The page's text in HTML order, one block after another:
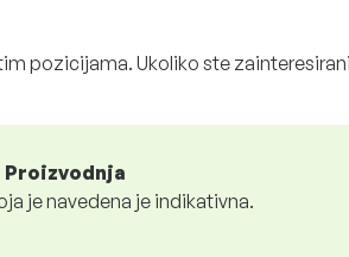
pozicijama. Ukoliko ste
Proizvodnja
je navedena je indikativna.